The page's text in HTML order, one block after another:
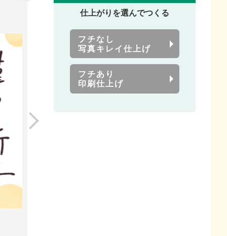
仕上がりを選んでつくる
フチなし
写真キレイ仕上げ
フチあり
印刷仕上げ